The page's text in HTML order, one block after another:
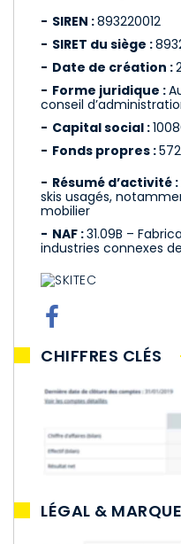
SIREN :893220012
SIRET du siège :
Date de création :
Forme juridique :
conseil
Capital social :
Fonds propres :
Résumé d’activité :
skis usagés,
mobilier
NAF :31.09B –
industries connexes
CHIFFRES CLÉS
LÉGAL &